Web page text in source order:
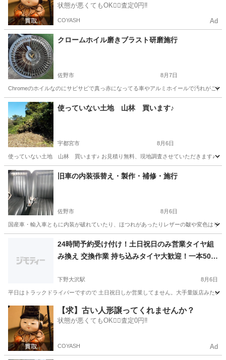
状態が悪くてもOK🙆‍♀️査定0円‼️
COYASH Ad
クロームホイル磨きブラスト研磨施行
佐野市 8月7日
Chromeのホイルなのにサビサビで真っ赤になってる車やアルミホイールで汚れがこ
栃木 佐野市 その他 ブラスト
使っていない土地 山林 買います♪
宇都宮市 8月6日
使っていない土地 山林 買います♪ お見積り無料、現地調査させていただきます♪ メ
栃木 宇都宮市 その他 栃木 宇都宮市 その他
旧車の内装張替え・製作・補修・施行
佐野市 8月6日
国産車・輸入車ともに内装が破れていたり、ほつれがあったりレザーの皺や変色はリ
その他 FRP
24時間予約受け付け！土日祝日のみ営業タイヤ組
み換え 交換作業 持ち込みタイヤ大歓迎！一本500
下野大沢駅 8月6日
平日はトラックドライバーですので 土日祝日しか営業してません。大手量販店みたい
栃木 日光市 下野大沢駅 その他 タイヤ
【求】古い人形譲ってくれませんか？
状態が悪くてもOK🙆‍♀️査定0円‼️
COYASH Ad